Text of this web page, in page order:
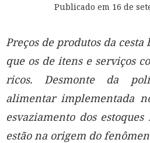
Publicado em 16 de
Preços de produtos da cesta
que os de itens e serviços
ricos. Desmonte da
alimentar implementada
esvaziamento dos
estão na origem do